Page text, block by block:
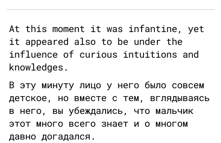
At this moment it was infantine, yet
it appeared also to be under the
influence of curious intuitions and
knowledges.
В эту минуту лицо у него было совсем
детское, но вместе с тем, вглядываясь
в него, вы убеждались, что мальчик
этот много всего знает и о многом
давно догадался.